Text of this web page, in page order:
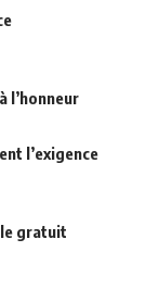
l’honneur
l’exigence
gratuit